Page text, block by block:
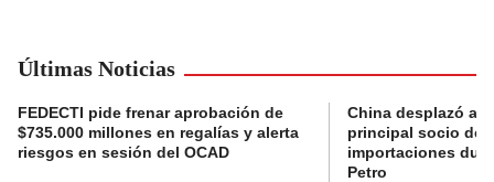
Últimas Noticias
FEDECTI pide frenar aprobación de
$735.000 millones en regalías y alerta
riesgos en sesión del OCAD
China desplazó a
principal socio de
importaciones
Petro